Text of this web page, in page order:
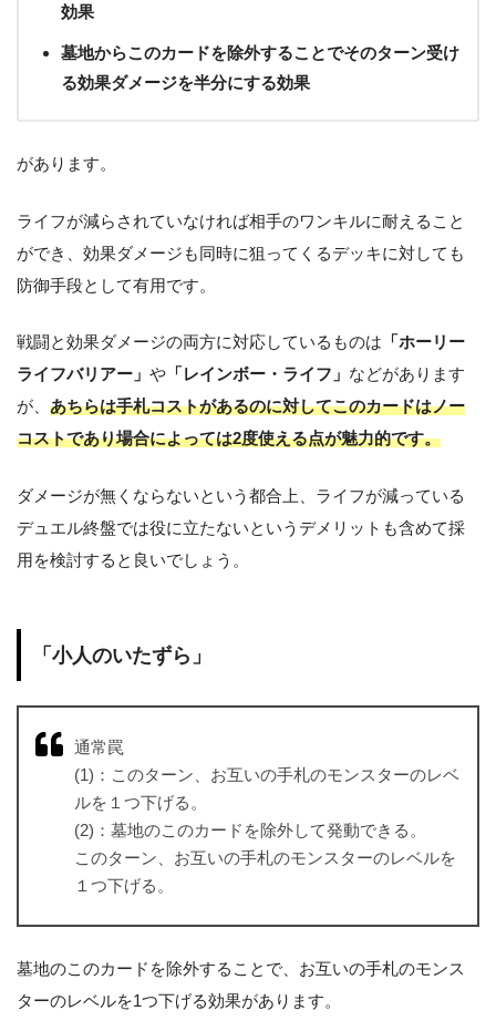
効果
墓地からこのカードを除外することでそのターン受け
る効果ダメージを半分にする効果
があります。
ライフが減らされていなければ相手のワンキルに耐えること
ができ、効果ダメージも同時に狙ってくるデッキに対しても
防御手段として有用です。
戦闘と効果ダメージの両方に対応しているものは 「ホーリー
ライフバリアー」 や 「レインボー・ライフ」 などがあります
が、 あちらは手札コストがあるのに対してこのカードはノー
コストであり場合によっては2度使える点が魅力的です。
ダメージが無くならないという都合上、ライフが減っている
デュエル終盤では役に立たないというデメリットも含めて採
用を検討すると良いでしょう。
「小人のいたずら」
通常罠
(1)：このターン、お互いの手札のモンスターのレベ
ルを１つ下げる。
(2)：墓地のこのカードを除外して発動できる。
このターン、お互いの手札のモンスターのレベルを
１つ下げる。
墓地のこのカードを除外することで、お互いの手札のモンス
ターのレベルを1つ下げる効果があります。